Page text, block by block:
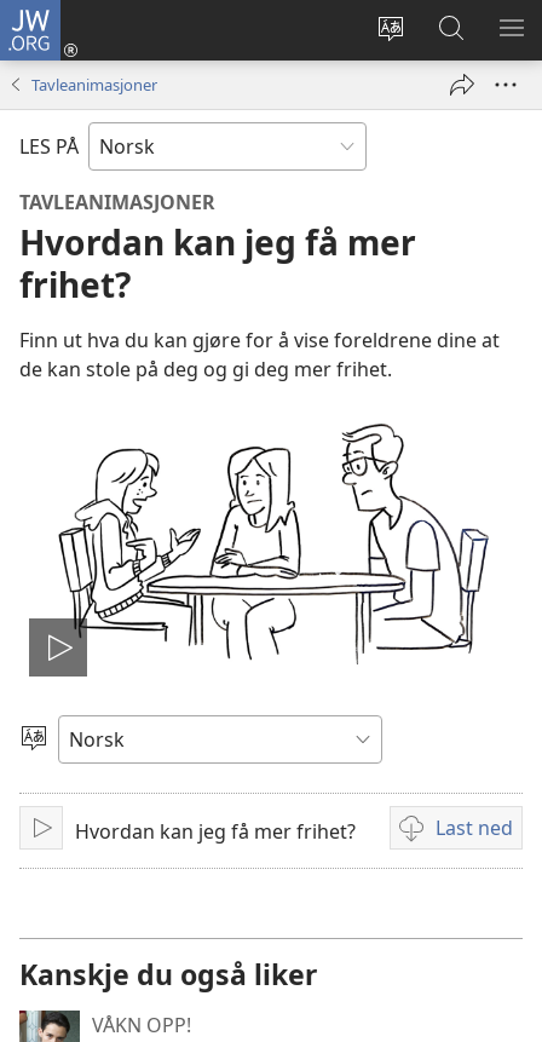
JW.ORG
Endre
Logg
inn
vindu)
Søk
på
JW.ORG
VIS
Tavleanimasjoner
LES PÅ
TAVLEANIMASJONER
Hvordan kan jeg få mer
frihet?
Finn ut hva du kan gjøre for å vise foreldrene dine at
de kan stole på deg og gi deg mer frihet.
Spill
video
Velg
språk
Spill
av
Hvordan kan jeg få mer frihet? Last ned
for
Kanskje du også liker
VÅKN OPP!